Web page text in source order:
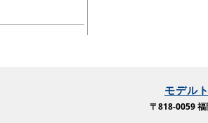
モデル
〒818-0059